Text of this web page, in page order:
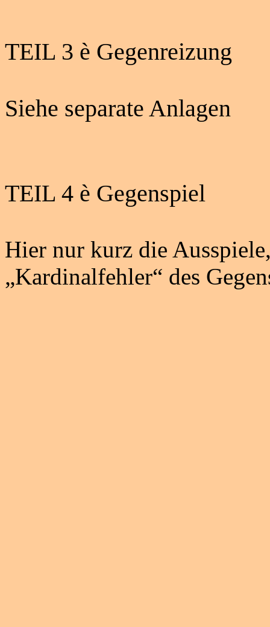
TEIL 3 è Gegenreizung
Siehe separate Anlagen
TEIL 4 è Gegenspiel
Hier nur kurz die
„Kardinalfehler“ des